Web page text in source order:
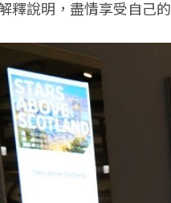
釋說明，盡情享受自己